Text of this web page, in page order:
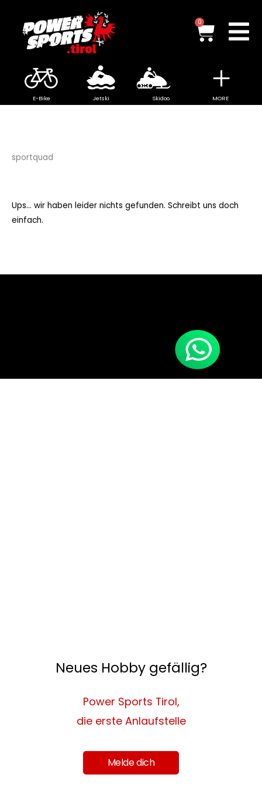
springen
0
E-Bike Jetski Skidoo MORE
sportquad
Ups... wir haben leider nichts gefunden. Schreibt uns doch
einfach.
Neues Hobby gefällig?
Power Sports Tirol,
die erste Anlaufstelle
Melde dich